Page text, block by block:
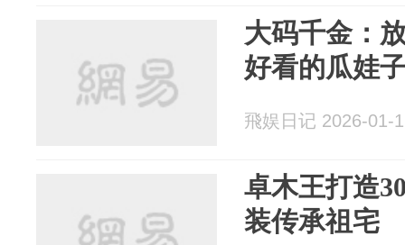
大码千金：
好看的瓜娃
飛娱日记 2026-01-
卓木王打造
装传承祖宅